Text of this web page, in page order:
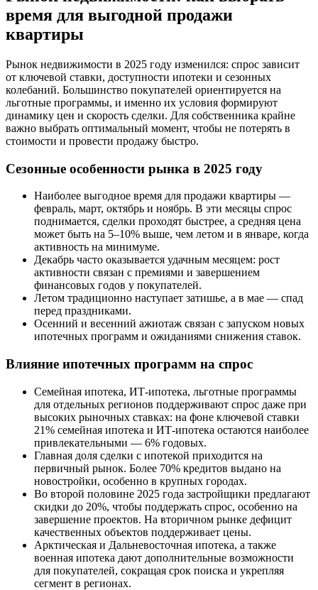
время для выгодной продажи
квартиры
Рынок недвижимости в 2025 году изменился: спрос зависит
от ключевой ставки, доступности ипотеки и сезонных
колебаний. Большинство покупателей ориентируется на
льготные программы, и именно их условия формируют
динамику цен и скорость сделки. Для собственника крайне
важно выбрать оптимальный момент, чтобы не потерять в
стоимости и провести продажу быстро.
Сезонные особенности рынка в 2025 году
Наиболее выгодное время для продажи квартиры —
февраль, март, октябрь и ноябрь. В эти месяцы спрос
поднимается, сделки проходят быстрее, а средняя цена
может быть на 5–10% выше, чем летом и в январе, когда
активность на минимуме.
Декабрь часто оказывается удачным месяцем: рост
активности связан с премиями и завершением
финансовых годов у покупателей.
Летом традиционно наступает затишье, а в мае — спад
перед праздниками.
Осенний и весенний ажиотаж связан с запуском новых
ипотечных программ и ожиданиями снижения ставок.
Влияние ипотечных программ на спрос
Семейная ипотека, ИТ-ипотека, льготные программы
для отдельных регионов поддерживают спрос даже при
высоких рыночных ставках: на фоне ключевой ставки
21% семейная ипотека и ИТ-ипотека остаются наиболее
привлекательными — 6% годовых.
Главная доля сделки с ипотекой приходится на
первичный рынок. Более 70% кредитов выдано на
новостройки, особенно в крупных городах.
Во второй половине 2025 года застройщики предлагают
скидки до 20%, чтобы поддержать спрос, особенно на
завершение проектов. На вторичном рынке дефицит
качественных объектов поддерживает цены.
Арктическая и Дальневосточная ипотека, а также
военная ипотека дают дополнительные возможности
для покупателей, сокращая срок поиска и укрепляя
сегмент в регионах.